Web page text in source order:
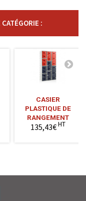
:
CASIER
PLASTIQUE DE
RANGEMENT
135,43€HT